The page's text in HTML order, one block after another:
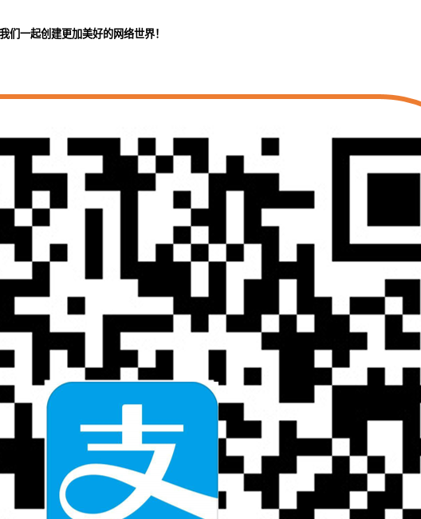
们一起创建更加美好的网络世界！